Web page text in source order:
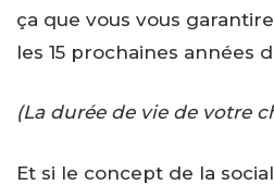
ça que vous vous
les 15 prochaines années
(La durée de vie de votre
Et si le concept de la